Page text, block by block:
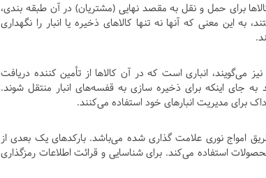
برای حمل و نقل به مقصد نهایی (مشتریان) در آن طبقه بندی،
به این معنی که آنها نه تنها کالاهای ذخیره یا انبار را نگهداری
می‌گویند، انباری است که در آن کالاها از تأمین کننده دریافت
جای اینکه برای ذخیره سازی به قفسه‌های انبار منتقل شوند.
برای مدیریت انبارهای خود استفاده می‌کنند.
طریق امواج نورى علامت گذاری شده می‌باشد. بارکدهای یک بعدی از
استفاده می‌کند. برای شناسایی و قرائت اطلاعات رمزگذاری